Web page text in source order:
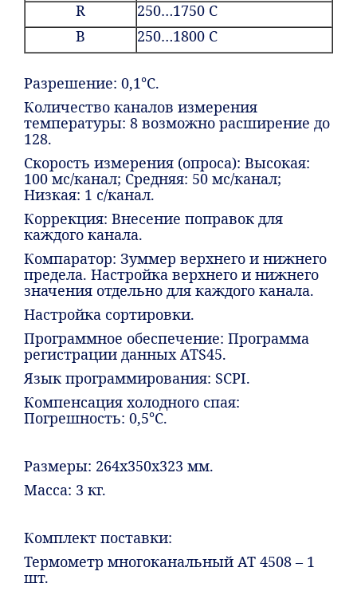
R
250…1750 C
B
250…1800 C
Разрешение: 0,1°C.
Количество каналов измерения
температуры: 8 возможно расширение до
128.
Скорость измерения (опроса): Высокая:
100 мс/канал; Средняя: 50 мс/канал;
Низкая: 1 с/канал.
Коррекция: Внесение поправок для
каждого канала.
Компаратор: Зуммер верхнего и нижнего
предела. Настройка верхнего и нижнего
значения отдельно для каждого канала.
Настройка сортировки.
Программное обеспечение: Программа
регистрации данных ATS45.
Язык программирования: SCPI.
Компенсация холодного спая:
Погрешность: 0,5°С.
Размеры: 264х350х323 мм.
Масса: 3 кг.
Комплект поставки:
Термометр многоканальный АТ 4508 – 1
шт.